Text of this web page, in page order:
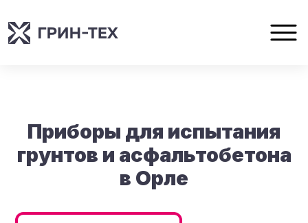
Приборы для испытания
грунтов и асфальтобетона
в Орле